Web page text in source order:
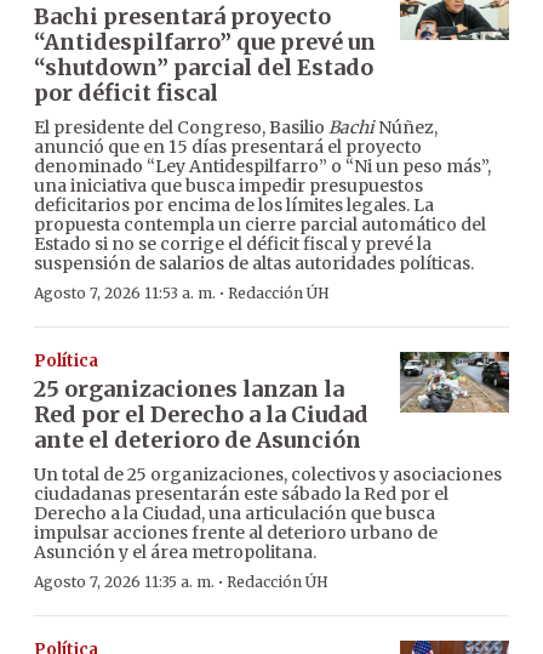
Bachi presentará proyecto
“Antidespilfarro” que prevé un
“shutdown” parcial del Estado
por déficit fiscal
El presidente del Congreso, Basilio BachiNúñez,
anunció que en 15 días presentará el proyecto
denominado “Ley Antidespilfarro” o “Ni un peso más”,
una iniciativa que busca impedir presupuestos
deficitarios por encima de los límites legales. La
propuesta contempla un cierre parcial automático del
Estado si no se corrige el déficit fiscal y prevé la
suspensión de salarios de altas autoridades políticas.
Agosto 7, 2026 11:53 a. m. · Redacción ÚH
Política
25 organizaciones lanzan la
Red por el Derecho a la Ciudad
ante el deterioro de Asunción
Un total de 25 organizaciones, colectivos y asociaciones
ciudadanas presentarán este sábado la Red por el
Derecho a la Ciudad, una articulación que busca
impulsar acciones frente al deterioro urbano de
Asunción y el área metropolitana.
Agosto 7, 2026 11:35 a. m. · Redacción ÚH
Política